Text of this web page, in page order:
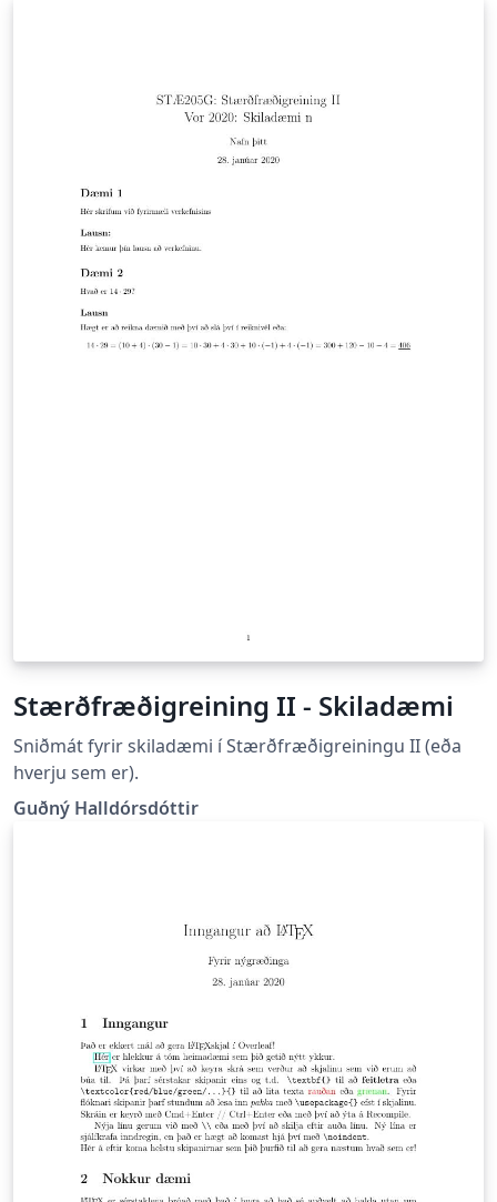
Stærðfræðigreining II - Skiladæmi
Sniðmát fyrir skiladæmi í Stærðfræðigreiningu II (eða
hverju sem er).
Guðný Halldórsdóttir